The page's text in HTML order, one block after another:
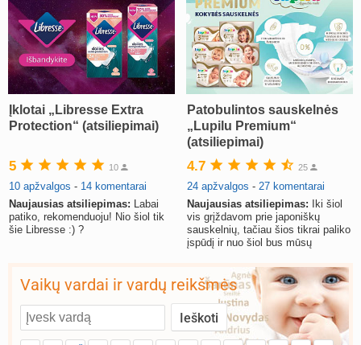
atnaujinta Svaja1234 prieš 3 d.
Koks vienas kasdienis šeimos įprotis labiausiai pasiteisino? (2)
sukurtaTD asistentė prieš 4 d.
Dažniausi klausimai apie cezario pjūvį (+2)
atnaujintaVeronika99 prieš 4 d.
TD testuotojos! (bendra tema)
atnaujintaKarlitele prieš 4 d.
vaiko drabuziai (2)
Privatumo ribos (11)
Gelis „Anaftin® Baby“ dygstant dantukams (atsiliepimai) (4)
Įklotai „Libresse Extra
Protection“ (atsiliepimai)
5 10
10 apžvalgos - 14 komentarai
Naujausias atsiliepimas: Labai
patiko, rekomenduoju! Nio šiol tik
šie Libresse :) ?
Patobulintos sauskelnės
„Lupilu Premium“
(atsiliepimai)
4.7 25
24 apžvalgos - 27 komentarai
Naujausias atsiliepimas: Iki šiol
vis grįždavom prie japoniškų
sauskelnių, tačiau šios tikrai paliko
įspūdį ir nuo šiol bus mūsų
Vaikų vardai ir vardų reikšmės